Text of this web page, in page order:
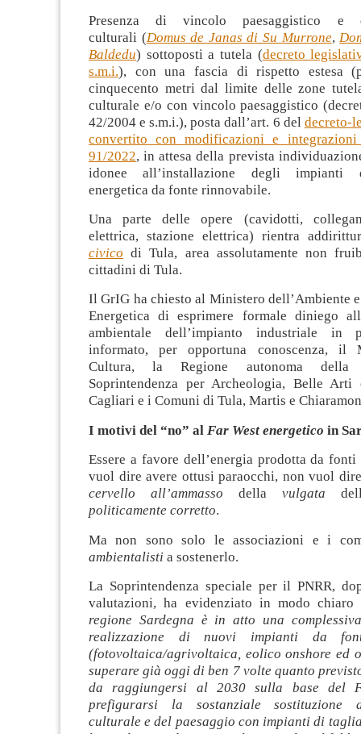
Presenza di vincolo paesaggistico
culturali (Domus de Janas di Su Murrone,
Baldedu) sottoposti a tutela (decreto
s.m.i.), con una fascia di rispetto estesa
cinquecento metri dal limite delle zone
culturale e/o con vincolo paesaggistico
42/2004 e s.m.i.), posta dall’art. 6 del decreto-
convertito con modificazioni e
91/2022, in attesa della prevista
idonee all’installazione degli impianti
energetica da fonte rinnovabile.
Una parte delle opere (cavidotti,
elettrica, stazione elettrica) rientra
civico di Tula, area assolutamente non
cittadini di Tula.
Il GrIG ha chiesto al Ministero dell’Ambiente
Energetica di esprimere formale diniego
ambientale dell’impianto industriale in
informato, per opportuna conoscenza, il
Cultura, la Regione autonoma della
Soprintendenza per Archeologia, Belle Arti
Cagliari e i Comuni di Tula, Martis e
I motivi del “no” al Far West energetico in
Essere a favore dell’energia prodotta da
vuol dire avere ottusi paraocchi, non vuol
cervello all’ammasso della vulgata
politicamente corretto.
Ma non sono solo le associazioni e i
ambientalisti a sostenerlo.
La Soprintendenza speciale per il PNRR,
valutazioni, ha evidenziato in modo
regione Sardegna è in atto una
realizzazione di nuovi impianti da
(fotovoltaica/agrivoltaica, eolico onshore ed
superare già oggi di ben 7 volte quanto
da raggiungersi al 2030 sulla base del
prefigurarsi la sostanziale sostituzione
culturale e del paesaggio con impianti di